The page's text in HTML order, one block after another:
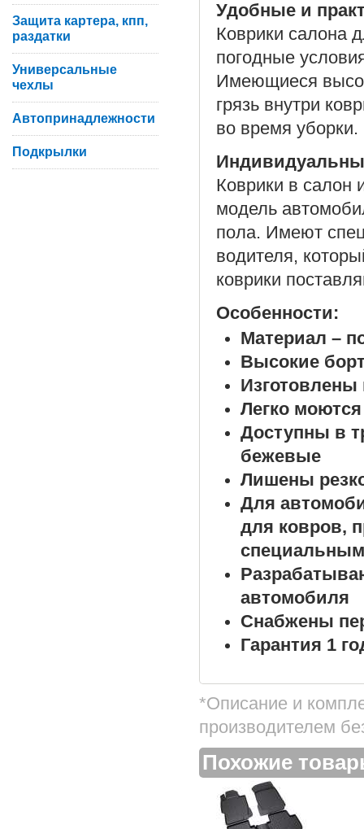
Удобные и
Коврики салона
погодные
Имеющиеся
грязь внутри
во время уборки.
Коврики в салон
модель
пола. Имеют
водителя,
коврики
Особенности:
Материал –
Высокие
Изготовлены
Легко моются
Доступны в
бежевые
Лишены
Для
для ковров,
автомобиля
Снабжены
Гарантия 1
*Описание и
производителем
Похожие
Защита картера, кпп,
раздатки
Универсальные
чехлы
Автопринадлежности
Подкрылки